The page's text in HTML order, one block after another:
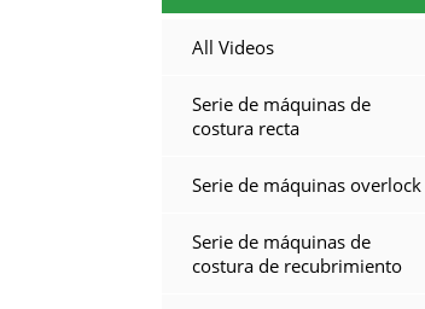
All Videos
Serie de máquinas de
costura recta
Serie de máquinas overlock
Serie de máquinas de
costura de recubrimiento